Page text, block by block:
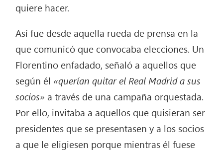
quiere hacer.
Así fue desde aquella rueda de prensa en la
que comunicó que convocaba elecciones. Un
Florentino enfadado, señaló a aquellos que
según él «querían quitar el Real Madrid a sus
socios» a través de una campaña orquestada.
Por ello, invitaba a aquellos que quisieran ser
presidentes que se presentasen y a los socios
a que le eligiesen porque mientras él fuese